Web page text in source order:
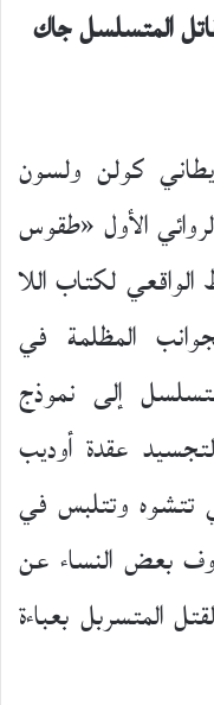
المتسلسل جاك
كولن ولسون
الأول «طقوس
لكتاب اللا
المظلمة في
إلى نموذج
عقدة أوديب
تتشوه وتتلبس في
بعض النساء عن
المتسربل بعباءة